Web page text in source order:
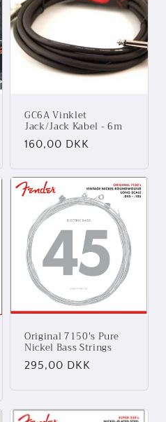
GC6A Vinklet
Jack/Jack Kabel - 6m
Normalpris
160,00 DKK
Original 7150's Pure
Nickel Bass Strings
Normalpris
295,00 DKK